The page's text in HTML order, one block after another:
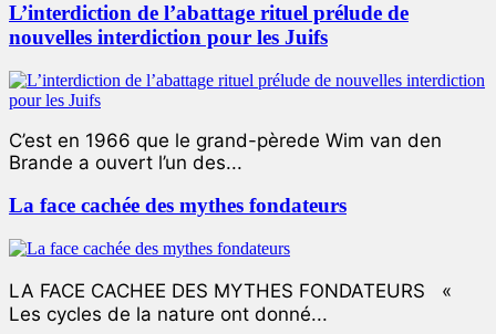
L’interdiction de l’abattage rituel prélude de
nouvelles interdiction pour les Juifs
C’est en 1966 que le grand-pèrede Wim van den
Brande a ouvert l’un des...
La face cachée des mythes fondateurs
LA FACE CACHEE DES MYTHES FONDATEURS «
Les cycles de la nature ont donné...